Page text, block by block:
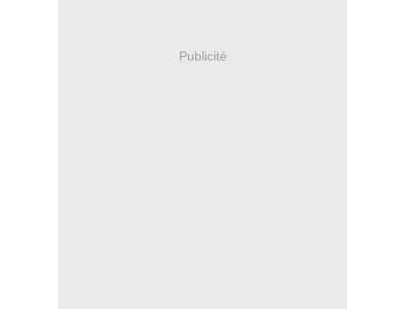
Publicité